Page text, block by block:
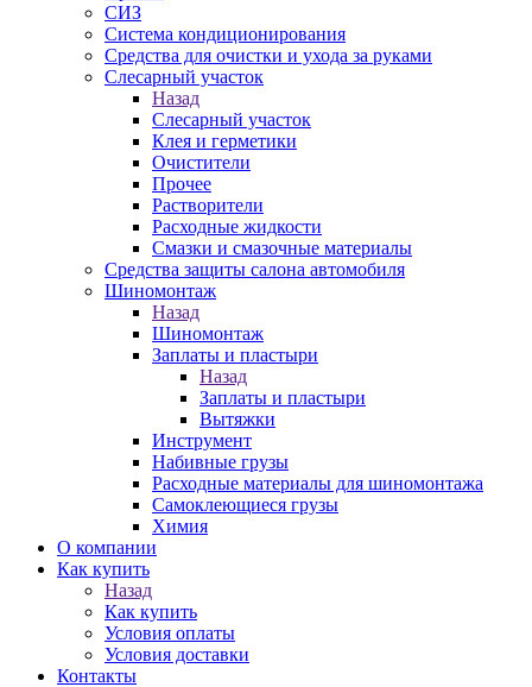
СИЗ
Система кондиционирования
Средства для очистки и ухода за руками
Слесарный участок
Назад
Слесарный участок
Клея и герметики
Очистители
Прочее
Растворители
Расходные жидкости
Смазки и смазочные материалы
Средства защиты салона автомобиля
Шиномонтаж
Назад
Шиномонтаж
Заплаты и пластыри
Назад
Заплаты и пластыри
Вытяжки
Инструмент
Набивные грузы
Расходные материалы для шиномонтажа
Самоклеющиеся грузы
Химия
О компании
Как купить
Назад
Как купить
Условия оплаты
Условия доставки
Контакты